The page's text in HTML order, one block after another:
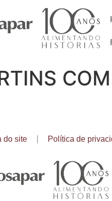
do site Política de